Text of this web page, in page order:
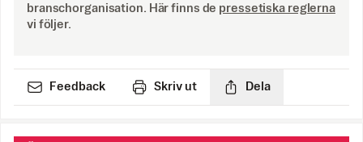
branschorganisation. Här finns de pressetiska reglerna
vi följer.
Feedback Skriv ut Dela